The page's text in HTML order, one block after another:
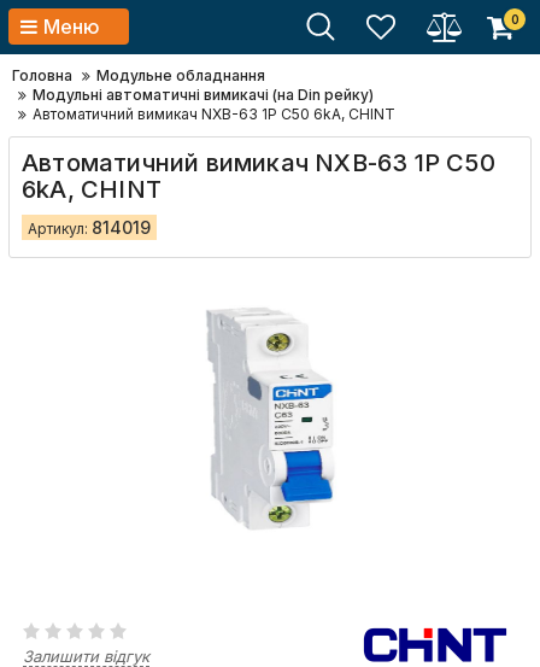
Меню 0
Головна
Модульне обладнання
Модульні автоматичні вимикачі (на Din рейку)
Автоматичний вимикач NXB-63 1P C50 6kA, CHINT
Автоматичний вимикач NXB-63 1P C50
6kA, CHINT
Артикул: 814019
Залишити відгук